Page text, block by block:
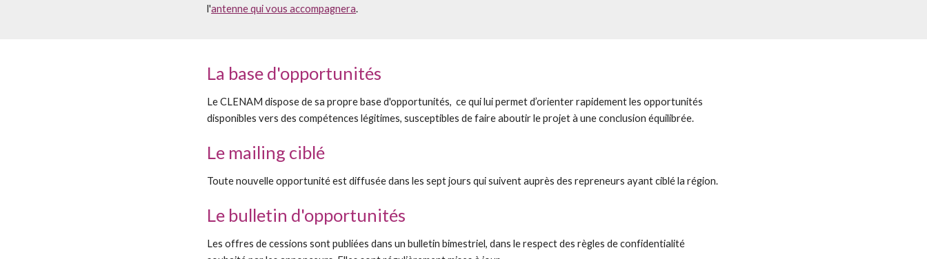
l'antenne qui vous accompagnera.
La base d'opportunités
Le CLENAM dispose de sa propre base d'opportunités, ce qui lui permet d’orienter rapidement les opportunités
disponibles vers des compétences légitimes, susceptibles de faire aboutir le projet à une conclusion équilibrée.
Le mailing ciblé
Toute nouvelle opportunité est diffusée dans les sept jours qui suivent auprès des repreneurs ayant ciblé la région.
Le bulletin d'opportunités
Les offres de cessions sont publiées dans un bulletin bimestriel, dans le respect des règles de confidentialité